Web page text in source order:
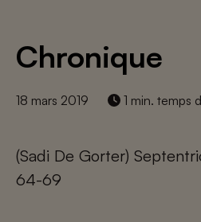
Chronique
18 mars 2019 1 min. temps
(Sadi De Gorter)
64-69